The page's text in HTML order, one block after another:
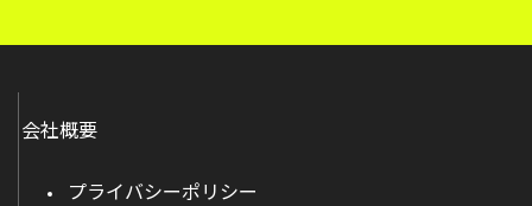
会社概要
プライバシーポリシー